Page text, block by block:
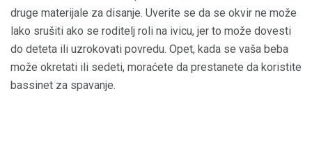
druge materijale za disanje. Uverite se da se okvir ne može
lako srušiti ako se roditelj roli na ivicu, jer to može dovesti
do deteta ili uzrokovati povredu. Opet, kada se vaša beba
može okretati ili sedeti, moraćete da prestanete da koristite
bassinet za spavanje.